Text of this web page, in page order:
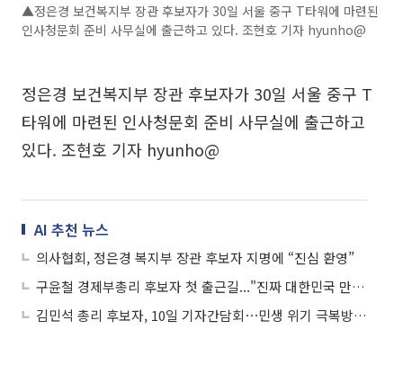
▲정은경 보건복지부 장관 후보자가 30일 서울 중구 T타워에 마련된
인사청문회 준비 사무실에 출근하고 있다. 조현호 기자 hyunho@
정은경 보건복지부 장관 후보자가 30일 서울 중구 T
타워에 마련된 인사청문회 준비 사무실에 출근하고
있다. 조현호 기자 hyunho@
AI 추천 뉴스
의사협회, 정은경 복지부 장관 후보자 지명에 “진심 환영”
구윤철 경제부총리 후보자 첫 출근길..."진짜 대한민국 만들겠다"
김민석 총리 후보자, 10일 기자간담회⋯민생 위기 극복방안 소신 밝힐 듯